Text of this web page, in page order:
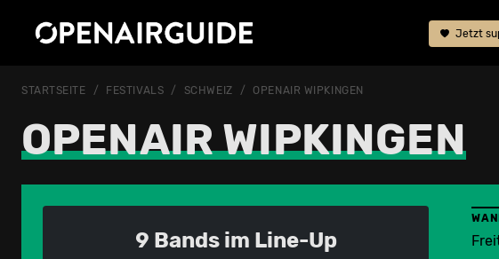
Jetzt
STARTSEITE FESTIVALS SCHWEIZ OPENAIR WIPKINGEN
OPENAIR WIPKINGEN
9 Bands im Line-Up